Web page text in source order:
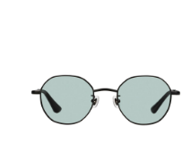
ます。
変更となります。
ンズ選択画面にて度数入力